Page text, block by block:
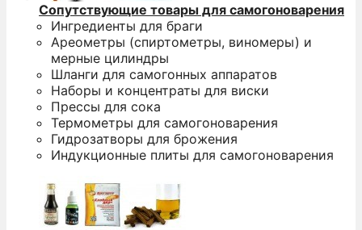
Сопутствующие товары для самогоноварения
Ингредиенты для браги
Ареометры (спиртометры, виномеры) и
мерные цилиндры
Шланги для самогонных аппаратов
Наборы и концентраты для виски
Прессы для сока
Термометры для самогоноварения
Гидрозатворы для брожения
Индукционные плиты для самогоноварения